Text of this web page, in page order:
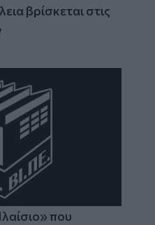
βρίσκεται στις
που